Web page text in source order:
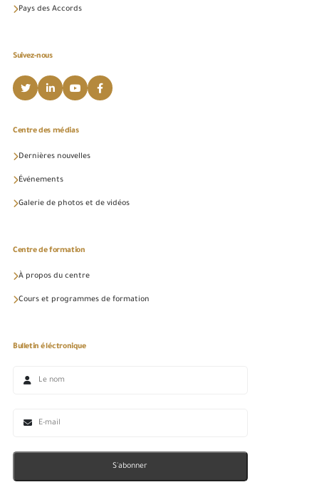
Pays des Accords
Suivez-nous
Centre des médias
Dernières nouvelles
Événements
Galerie de photos et de vidéos
Centre de formation
À propos du centre
Cours et programmes de formation
Bulletin éléctronique
S'abonner